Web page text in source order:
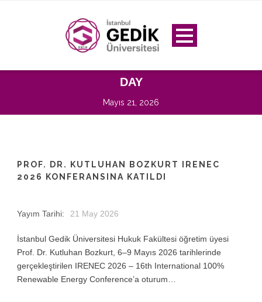
DAY
Mayıs 21, 2026
PROF. DR. KUTLUHAN BOZKURT IRENEC
2026 KONFERANSINA KATILDI
Yayım Tarihi: 21 May 2026
İstanbul Gedik Üniversitesi Hukuk Fakültesi öğretim üyesi
Prof. Dr. Kutluhan Bozkurt, 6–9 Mayıs 2026 tarihlerinde
gerçekleştirilen IRENEC 2026 – 16th International 100%
Renewable Energy Conference’a oturum…